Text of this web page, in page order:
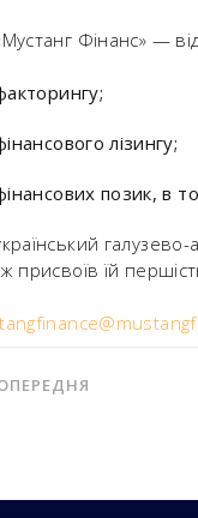
Фінанс» —
лізингу;
позик, в
присвоїв їй